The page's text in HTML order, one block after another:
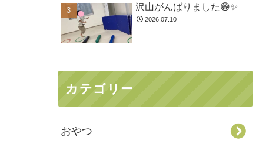
沢山がんばりました😁✨
2026.07.10
カテゴリー
おやつ